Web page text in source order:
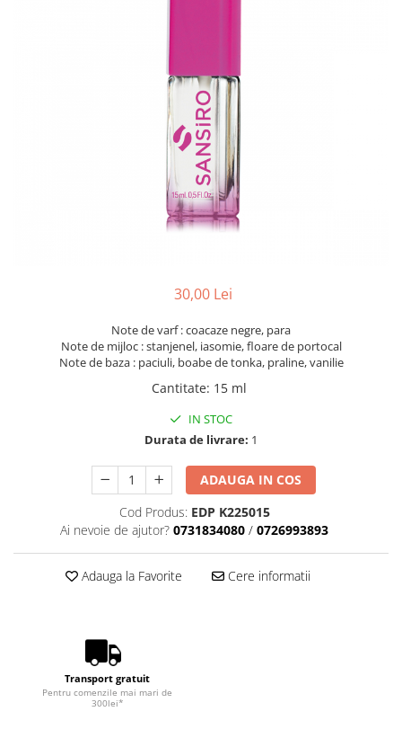
30,00 Lei
Note de varf : coacaze negre, para
Note de mijloc : stanjenel, iasomie, floare de portocal
Note de baza : paciuli, boabe de tonka, praline, vanilie
Cantitate: 15 ml
IN STOC
Durata de livrare: 1
ADAUGA IN COS
Cod Produs: EDP K225015
Ai nevoie de ajutor? 0731834080 / 0726993893
Adauga la Favorite Cere informatii
Transport gratuit
Pentru comenzile mai mari de
300lei*